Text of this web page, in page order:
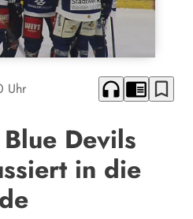
Uhr headphones chrome_reader_mode bookmark_border
Devils
in die